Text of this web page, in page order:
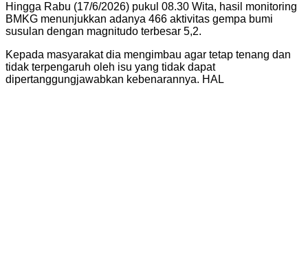
Hingga Rabu (17/6/2026) pukul 08.30 Wita, hasil monitoring
BMKG menunjukkan adanya 466 aktivitas gempa bumi
susulan dengan magnitudo terbesar 5,2.
Kepada masyarakat dia mengimbau agar tetap tenang dan
tidak terpengaruh oleh isu yang tidak dapat
dipertanggungjawabkan kebenarannya. HAL